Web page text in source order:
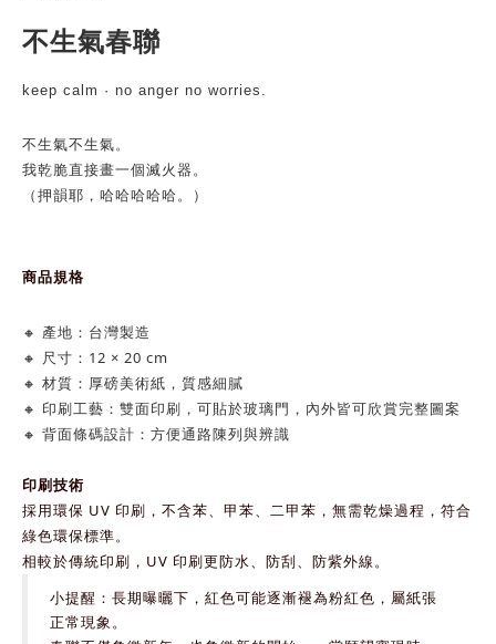
不生氣春聯
keep calm · no anger no worries.
不生氣不生氣。
我乾脆直接畫一個滅火器。
（押韻耶，哈哈哈哈哈。）
商品規格
🔸 產地：台灣製造
🔸 尺寸：12 × 20 cm
🔸 材質：厚磅美術紙，質感細膩
🔸 印刷工藝：雙面印刷，可貼於玻璃門，內外皆可欣賞完整圖案
🔸 背面條碼設計：方便通路陳列與辨識
印刷技術
採用環保 UV 印刷，不含苯、甲苯、二甲苯，無需乾燥過程，符合
綠色環保標準。
相較於傳統印刷，UV 印刷更防水、防刮、防紫外線。
小提醒：長期曝曬下，紅色可能逐漸褪為粉紅色，屬紙張
正常現象。